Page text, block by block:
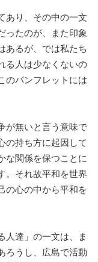
あり、その中の一文
ったのが、また印象
あるが、では私たち
る人は少なくないの
のパンフレットには
が無いと言う意味で
の持ち方に起因して
な関係を保つことに
。それ故平和を世界
の心の中から平和を
人達」の一文は、ま
ろうし、広島で活動